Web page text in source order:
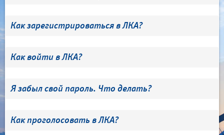
Как зарегистрироваться в ЛКА?
Как войти в ЛКА?
Я забыл свой пароль. Что делать?
Как проголосовать в ЛКА?